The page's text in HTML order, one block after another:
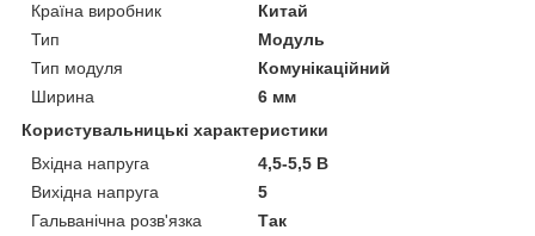
Країна виробник
Китай
Тип
Модуль
Тип модуля
Комунікаційний
Ширина
6 мм
Користувальницькі характеристики
Вхідна напруга
4,5-5,5 В
Вихідна напруга
5
Гальванічна розв'язка
Так